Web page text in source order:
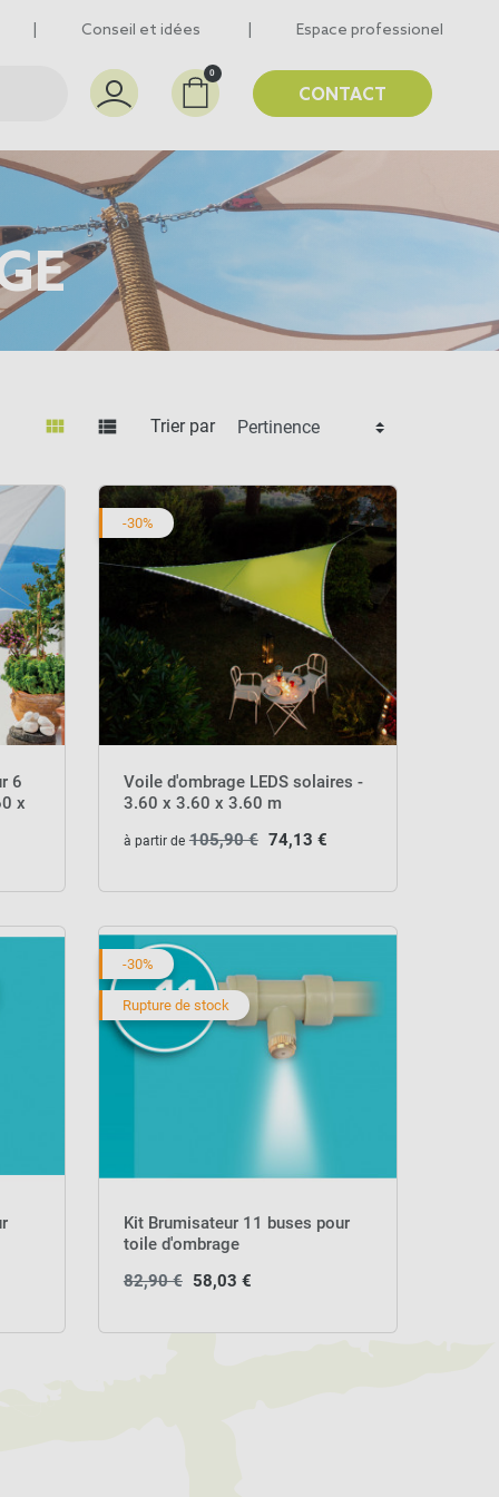
Conseil et idées Espace professionel
0
CONTACT
view_module view_list Trier par
6
x
-30%
Voile d'ombrage LEDS solaires -
3.60 x 3.60 x 3.60 m
à partir de 105,90 € 74,13 €
-30%
Rupture de stock
Kit Brumisateur 11 buses pour
toile d'ombrage
82,90 € 58,03 €